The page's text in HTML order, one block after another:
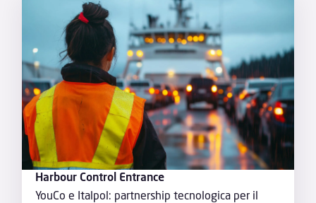
Harbour Control Entrance
YouCo e Italpol: partnership tecnologica per il